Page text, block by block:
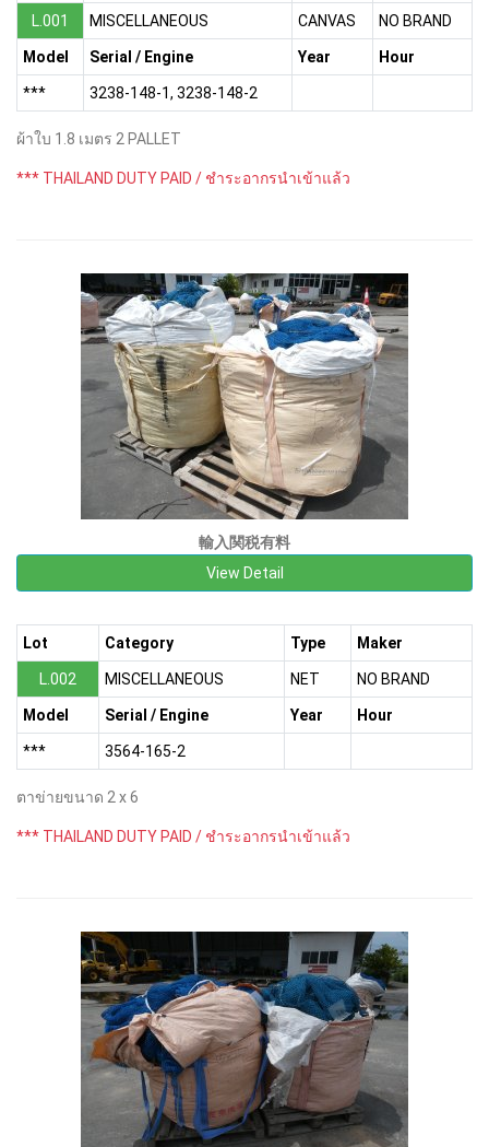
L.001 MISCELLANEOUS CANVAS NO BRAND
Model Serial / Engine Year Hour
*** 3238-148-1, 3238-148-2
ผ้าใบ 1.8 เมตร 2 PALLET
*** THAILAND DUTY PAID / ชำระอากรนำเข้าแล้ว
輸入関税有料
View Detail
Lot Category Type Maker
L.002 MISCELLANEOUS NET NO BRAND
Model Serial / Engine Year Hour
*** 3564-165-2
ตาข่ายขนาด 2 x 6
*** THAILAND DUTY PAID / ชำระอากรนำเข้าแล้ว